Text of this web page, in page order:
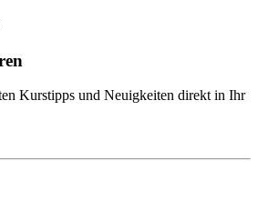
Kurstipps und Neuigkeiten direkt in Ihr